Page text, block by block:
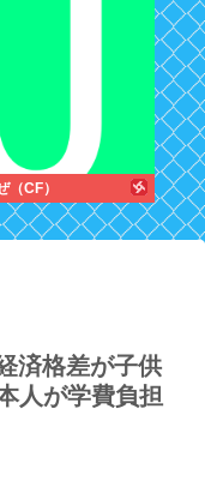
（CF）
済格差が子供
人が学費負担